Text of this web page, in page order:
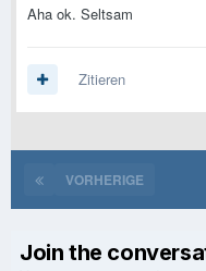
Aha ok. Seltsam
Zitieren
VORHERIGE
Join the